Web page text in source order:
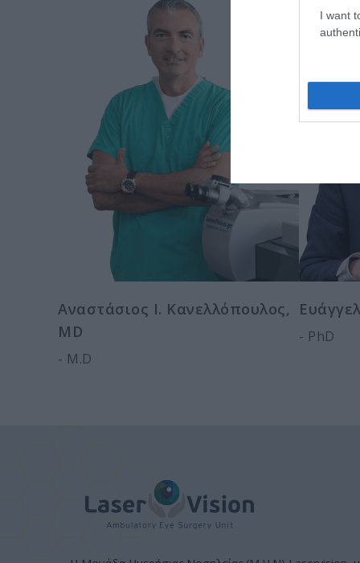
I want
Αναστάσιος Ι. Κανελλόπουλος,
MD
- M.D
- PhD